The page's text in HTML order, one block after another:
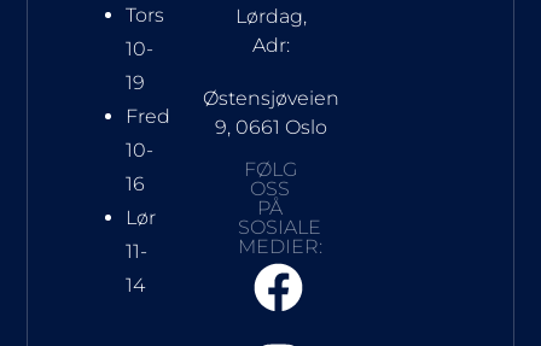
Tors
10-
19
Fred
10-
16
Lør
11-
14
Lørdag,
Adr:
Østensjøveien
9, 0661 Oslo
FØLG
OSS
PÅ
SOSIALE
MEDIER: